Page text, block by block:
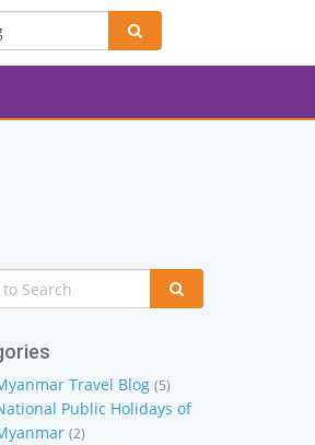
Travel Blog (5)
Public Holidays of
(2)